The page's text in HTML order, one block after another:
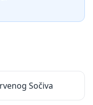
Sočiva